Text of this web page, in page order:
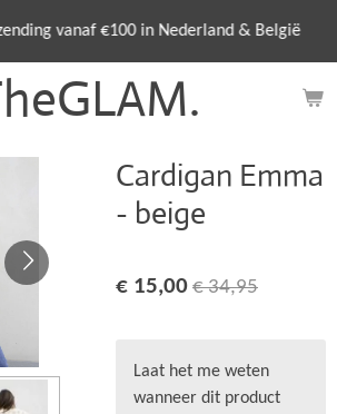
vanaf €100 in Nederland & België
Cardigan Emma
- beige
€ 15,00 € 34,95
Laat het me weten
wanneer dit product